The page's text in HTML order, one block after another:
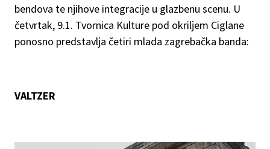
bendova te njihove integracije u glazbenu scenu. U
četvrtak, 9.1. Tvornica Kulture pod okriljem Ciglane
ponosno predstavlja četiri mlada zagrebačka banda:
VALTZER